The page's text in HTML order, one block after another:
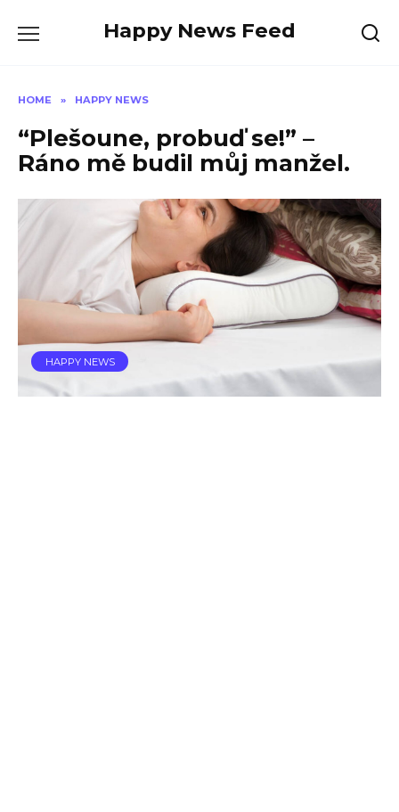
Happy News Feed
HOME » HAPPY NEWS
“Plešoune, probuď se!” –
Ráno mě budil můj manžel.
HAPPY NEWS